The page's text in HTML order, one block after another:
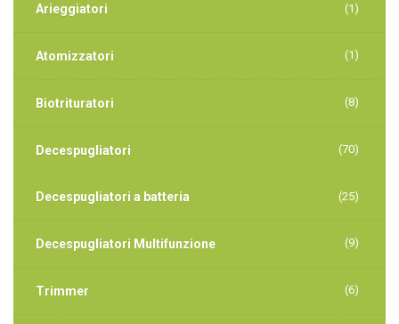
Arieggiatori (1)
Atomizzatori (1)
Biotrituratori (8)
Decespugliatori (70)
Decespugliatori a batteria (25)
Decespugliatori Multifunzione (9)
Trimmer (6)